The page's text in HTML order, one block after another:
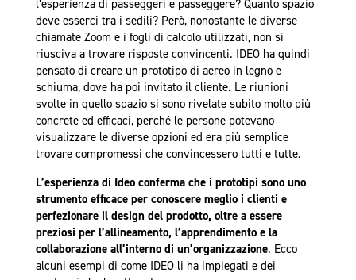
l’esperienza di passeggeri e passeggere? Quanto spazio
deve esserci tra i sedili? Però, nonostante le diverse
chiamate Zoom e i fogli di calcolo utilizzati, non si
riusciva a trovare risposte convincenti. IDEO ha quindi
pensato di creare un prototipo di aereo in legno e
schiuma, dove ha poi invitato il cliente. Le riunioni
svolte in quello spazio si sono rivelate subito molto più
concrete ed efficaci, perché le persone potevano
visualizzare le diverse opzioni ed era più semplice
trovare compromessi che convincessero tutti e tutte.
L’esperienza di Ideo conferma che i prototipi sono uno
strumento efficace per conoscere meglio i clienti e
perfezionare il design del prodotto, oltre a essere
preziosi per l’allineamento, l’apprendimento e la
collaborazione all’interno di un’organizzazione. Ecco
alcuni esempi di come IDEO li ha impiegati e dei